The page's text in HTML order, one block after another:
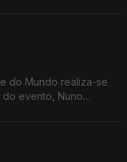
do Mundo realiza-se
do evento, Nuno